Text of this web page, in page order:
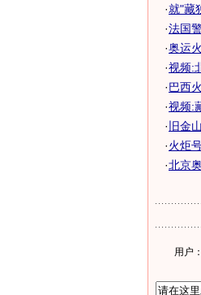
·就"藏
·法国
·奥运
·视频:
·巴西
·视频:
· 旧金
·火炬
·北京
用户：